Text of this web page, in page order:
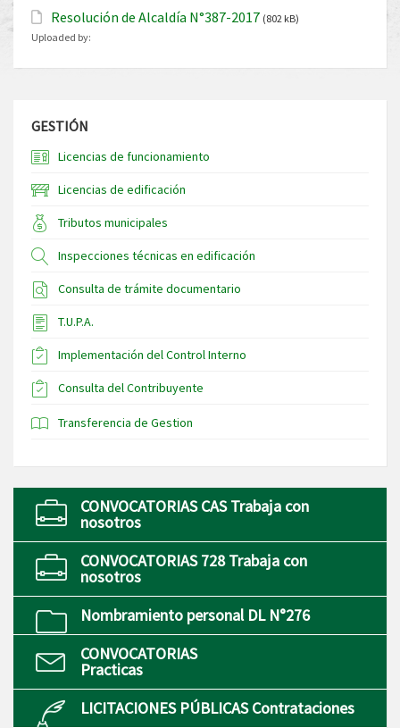
Resolución de Alcaldía N°387-2017 (802 kB)
Uploaded by:
GESTIÓN
Licencias de funcionamiento
Licencias de edificación
Tributos municipales
Inspecciones técnicas en edificación
Consulta de trámite documentario
T.U.P.A.
Implementación del Control Interno
Consulta del Contribuyente
Transferencia de Gestion
CONVOCATORIAS CAS Trabaja con
nosotros
CONVOCATORIAS 728 Trabaja con
nosotros
Nombramiento personal DL N°276
CONVOCATORIAS
Practicas
LICITACIONES PÚBLICAS Contrataciones